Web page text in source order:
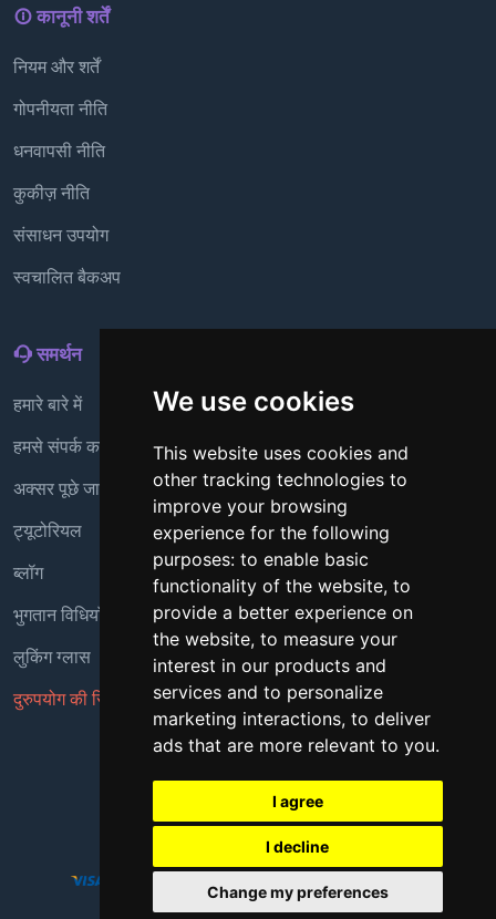
We use cookies
This website uses cookies and
other tracking technologies to
improve your browsing
experience for the following
purposes: to enable basic
functionality of the website, to
provide a better experience on
the website, to measure your
interest in our products and
services and to personalize
marketing interactions, to deliver
ads that are more relevant to you.
I agree
I decline
Change my preferences
कानूनी शर्तें
नियम और शर्तें
गोपनीयता नीति
धनवापसी नीति
कुकीज़ नीति
संसाधन उपयोग
स्वचालित बैकअप
समर्थन
हमारे बारे में
हमसे संपर्क करें
अक्सर पूछे जाने वाले प्रश्न
ट्यूटोरियल
ब्लॉग
भुगतान विधियाँ
लुकिंग ग्लास
दुरुपयोग की रिपोर्ट करें
Copyright © 2018 - 2026 सर्वाधिकार सुरक्षित